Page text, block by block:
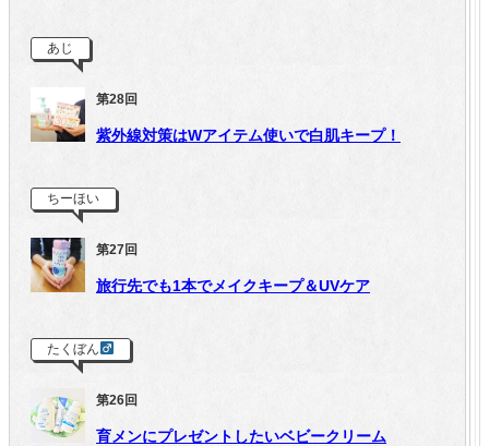
あじ
第28回
紫外線対策はWアイテム使いで白肌キープ！
ちーほい
第27回
旅行先でも1本でメイクキープ＆UVケア
たくぼん
第26回
育メンにプレゼントしたいベビークリーム